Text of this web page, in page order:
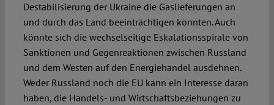
Destabilisierung der Ukraine die Gaslieferungen an
und durch das Land be­einträchtigen könn­ten. Auch
könnte sich die wechselseitige Eskalationsspirale von
Sanktionen und Gegenreaktionen zwi­schen Russland
und dem Westen auf den Energiehandel aus­dehnen.
Weder Russland noch die EU kann ein Interesse daran
haben, die Handels- und Wirtschaftsbeziehungen zu